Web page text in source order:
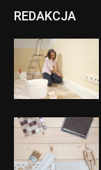
REDAKCJA